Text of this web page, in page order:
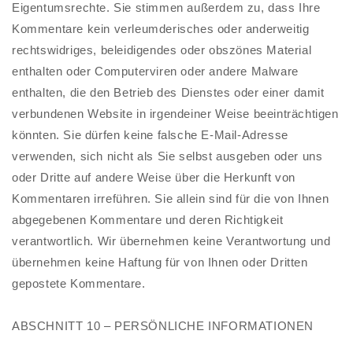
Eigentumsrechte. Sie stimmen außerdem zu, dass Ihre
Kommentare kein verleumderisches oder anderweitig
rechtswidriges, beleidigendes oder obszönes Material
enthalten oder Computerviren oder andere Malware
enthalten, die den Betrieb des Dienstes oder einer damit
verbundenen Website in irgendeiner Weise beeinträchtigen
könnten. Sie dürfen keine falsche E-Mail-Adresse
verwenden, sich nicht als Sie selbst ausgeben oder uns
oder Dritte auf andere Weise über die Herkunft von
Kommentaren irreführen. Sie allein sind für die von Ihnen
abgegebenen Kommentare und deren Richtigkeit
verantwortlich. Wir übernehmen keine Verantwortung und
übernehmen keine Haftung für von Ihnen oder Dritten
gepostete Kommentare.
ABSCHNITT 10 – PERSÖNLICHE INFORMATIONEN